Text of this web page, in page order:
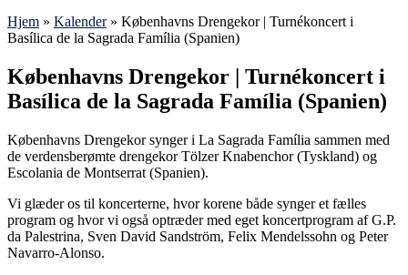
Hjem » Kalender» Københavns Drengekor | Turnékoncert i
Basílica de la Sagrada Família (Spanien)
Københavns Drengekor | Turnékoncert i
Basílica de la Sagrada Família (Spanien)
Københavns Drengekor synger i La Sagrada Família sammen med
de verdensberømte drengekor Tölzer Knabenchor (Tyskland) og
Escolania de Montserrat (Spanien).
Vi glæder os til koncerterne, hvor korene både synger et fælles
program og hvor vi også optræder med eget koncertprogram af G.P.
da Palestrina, Sven David Sandström, Felix Mendelssohn og Peter
Navarro-Alonso.